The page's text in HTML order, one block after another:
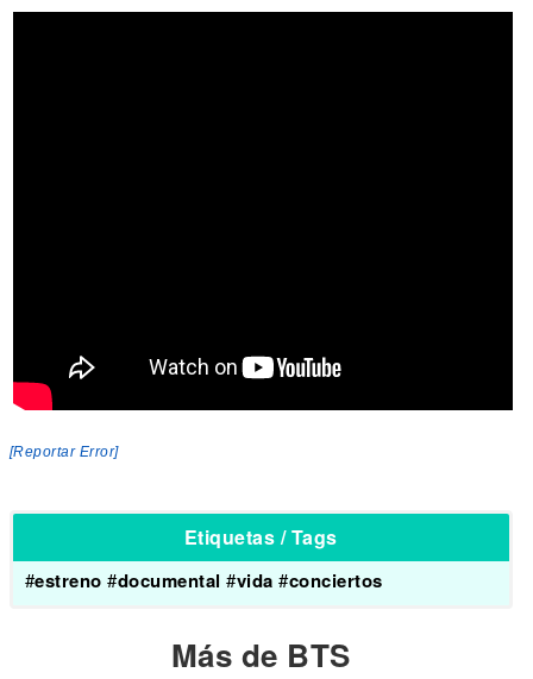
[Reportar Error]
Etiquetas / Tags
#estreno #documental #vida #conciertos
Más de BTS